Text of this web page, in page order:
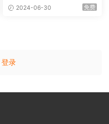
B] 2024-06-30 免费
登录